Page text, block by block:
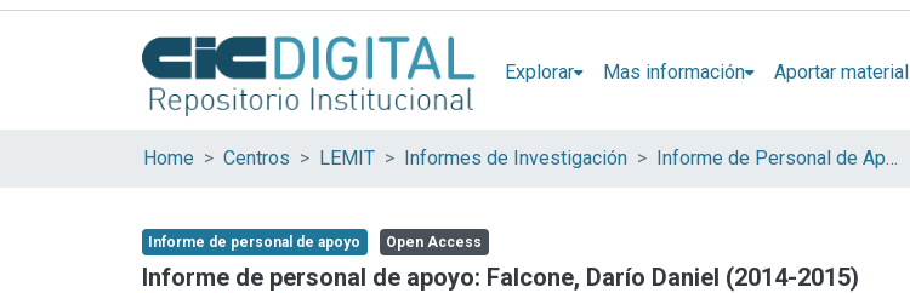
Explorar Mas información Aportar material
Home Centros LEMIT Informes de Investigación Informe de Personal de Apoyo
Informe de personal de apoyo Open Access
Informe de personal de apoyo: Falcone, Darío Daniel (2014-2015)